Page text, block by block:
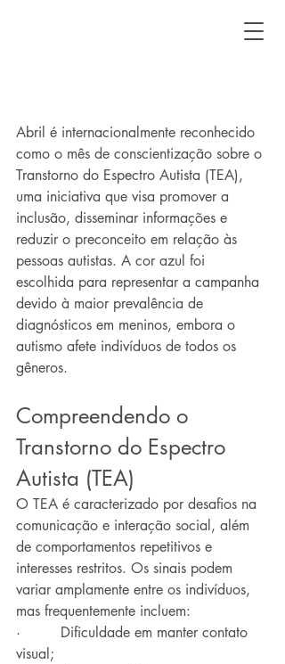
Abril é internacionalmente reconhecido
como o mês de conscientização sobre o
Transtorno do Espectro Autista (TEA),
uma iniciativa que visa promover a
inclusão, disseminar informações e
reduzir o preconceito em relação às
pessoas autistas. A cor azul foi
escolhida para representar a campanha
devido à maior prevalência de
diagnósticos em meninos, embora o
autismo afete indivíduos de todos os
gêneros.
Compreendendo o
Transtorno do Espectro
Autista (TEA)
O TEA é caracterizado por desafios na
comunicação e interação social, além
de comportamentos repetitivos e
interesses restritos. Os sinais podem
variar amplamente entre os indivíduos,
mas frequentemente incluem:
·         Dificuldade em manter contato
visual;